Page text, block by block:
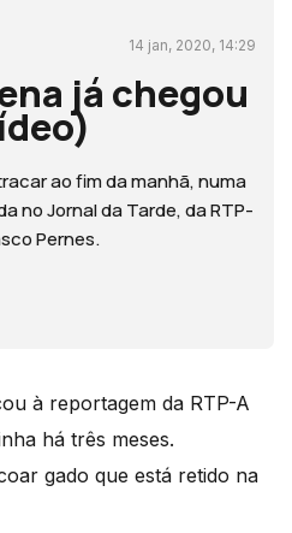
14 jan, 2020, 14:29
já chegou
ao fim da manhã, numa
no Jornal da Tarde, da RTP-
Pernes.
à reportagem da RTP-A
há três meses.
gado que está retido na